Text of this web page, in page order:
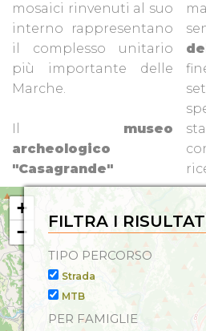
mosaici rinvenuti al suo
interno rappresentano
il complesso unitario
più importante delle
Marche.
museo
archeologico
"Casagrande"
+
−
FILTRA I
TIPO PERCORSO
Strada
MTB
PER FAMIGLIE